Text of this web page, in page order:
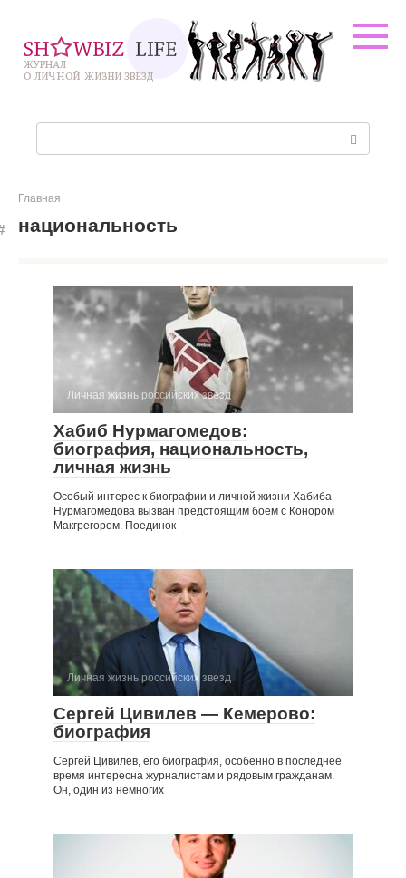
контенту
Главная
национальность
Личная жизнь российских звезд
Хабиб Нурмагомедов:
биография, национальность,
личная жизнь
Особый интерес к биографии и личной жизни Хабиба
Нурмагомедова вызван предстоящим боем с Конором
Макгрегором. Поединок
Личная жизнь российских звезд
Сергей Цивилев — Кемерово:
биография
Сергей Цивилев, его биография, особенно в последнее
время интересна журналистам и рядовым гражданам.
Он, один из немногих